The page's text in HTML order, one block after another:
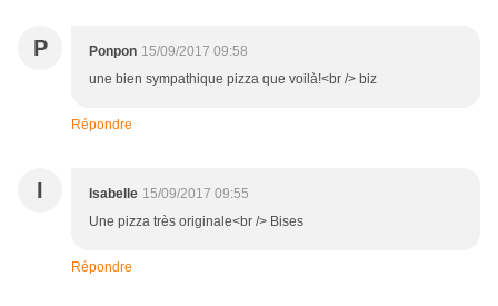
P Ponpon 15/09/2017 09:58
une bien sympathique pizza que voilà!<br /> biz
Répondre
I Isabelle 15/09/2017 09:55
Une pizza très originale<br /> Bises
Répondre